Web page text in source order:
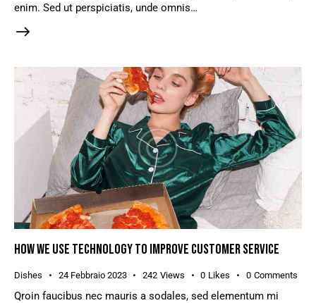
enim. Sed ut perspiciatis, unde omnis…
HOW WE USE TECHNOLOGY TO IMPROVE CUSTOMER SERVICE
Dishes 24 Febbraio 2023 242 Views 0 Likes 0 Comments
Qroin faucibus nec mauris a sodales, sed elementum mi